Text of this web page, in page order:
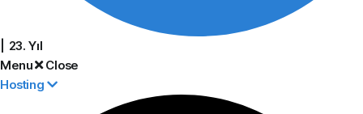
| 23. Yıl
Menu Close
Hosting